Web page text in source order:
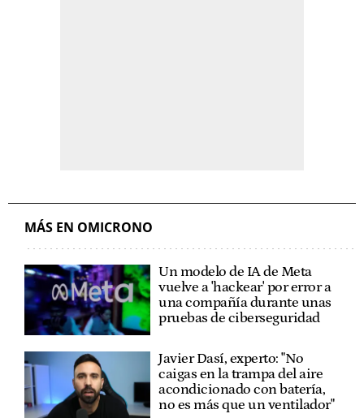
MÁS EN OMICRONO
Un modelo de IA de Meta
vuelve a 'hackear' por error a
una compañía durante unas
pruebas de ciberseguridad
Javier Dasí, experto: "No
caigas en la trampa del aire
acondicionado con batería,
no es más que un ventilador"